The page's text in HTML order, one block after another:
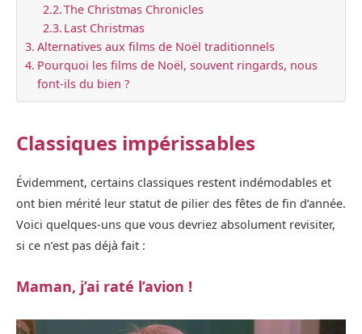
The Christmas Chronicles
Last Christmas
Alternatives aux films de Noël traditionnels
Pourquoi les films de Noël, souvent ringards, nous
font-ils du bien ?
Classiques impérissables
Évidemment, certains classiques restent indémodables et
ont bien mérité leur statut de pilier des fêtes de fin d’année.
Voici quelques-uns que vous devriez absolument revisiter,
si ce n’est pas déjà fait :
Maman, j’ai raté l’avion !